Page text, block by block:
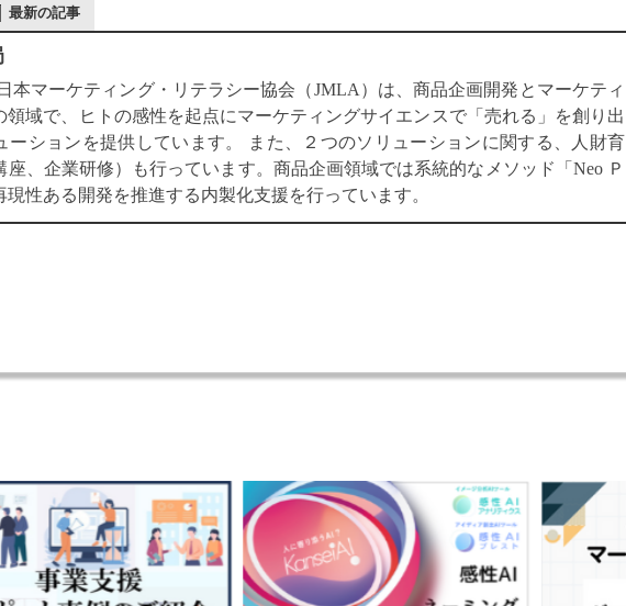
最新の記事
本マーケティング・リテラシー協会（JMLA）は、商品企画開発とマーケティ
領域で、ヒトの感性を起点にマーケティングサイエンスで「売れる」を創り出
ーションを提供しています。 また、２つのソリューションに関する、人財育
座、企業研修）も行っています。商品企画領域では系統的なメソッド「Neo Ｐ
現性ある開発を推進する内製化支援を行っています。